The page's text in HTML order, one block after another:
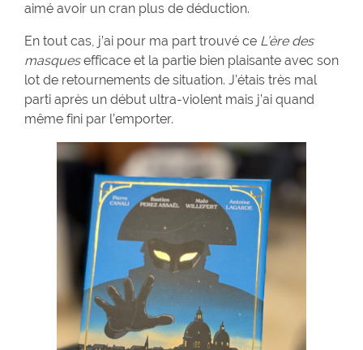
aimé avoir un cran plus de déduction.
En tout cas, j’ai pour ma part trouvé ce L’ère des
masquesefficace et la partie bien plaisante avec son
lot de retournements de situation. J’étais très mal
parti après un début ultra-violent mais j’ai quand
même fini par l’emporter.